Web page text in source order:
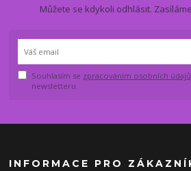
Můžete se kdykoli odhlásit.
Souhlasím se zpracováním osobních údajů
newsletteru.
INFORMACE PRO